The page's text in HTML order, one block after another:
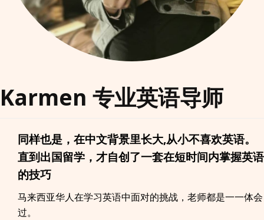
Karmen 专业英语导师
同样也是，在中文背景里长大,从小不喜欢英语。
直到出国留学，才自创了一套在短时间内掌握英语
的技巧
马来西亚华人在学习英语中面对的挑战，老师都是一一体会
过。